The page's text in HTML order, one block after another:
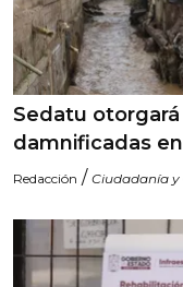
Sedatu
damnificadas
Redacción / Ciudadanía y